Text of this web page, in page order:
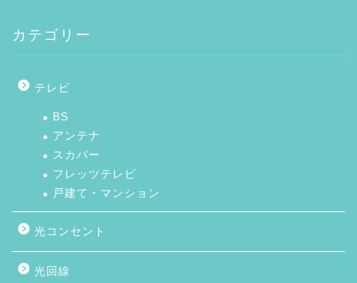
カテゴリー
テレビ
BS
アンテナ
スカパー
フレッツテレビ
戸建て・マンション
光コンセント
光回線